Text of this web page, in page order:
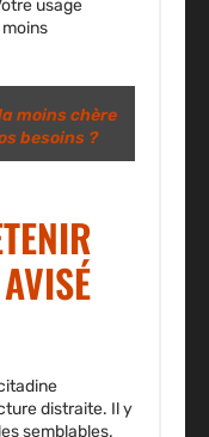
usage
moins chère
besoins ?
distraite. Il y
semblables.